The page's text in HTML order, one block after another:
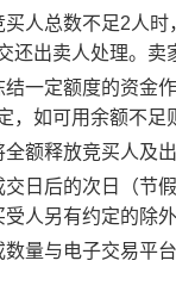
人总数不足2人
还出卖人处理。
一定额度的资金
，如可用余额不足
额释放竞买人及
日后的次日（节
人另有约定的除
量与电子交易平